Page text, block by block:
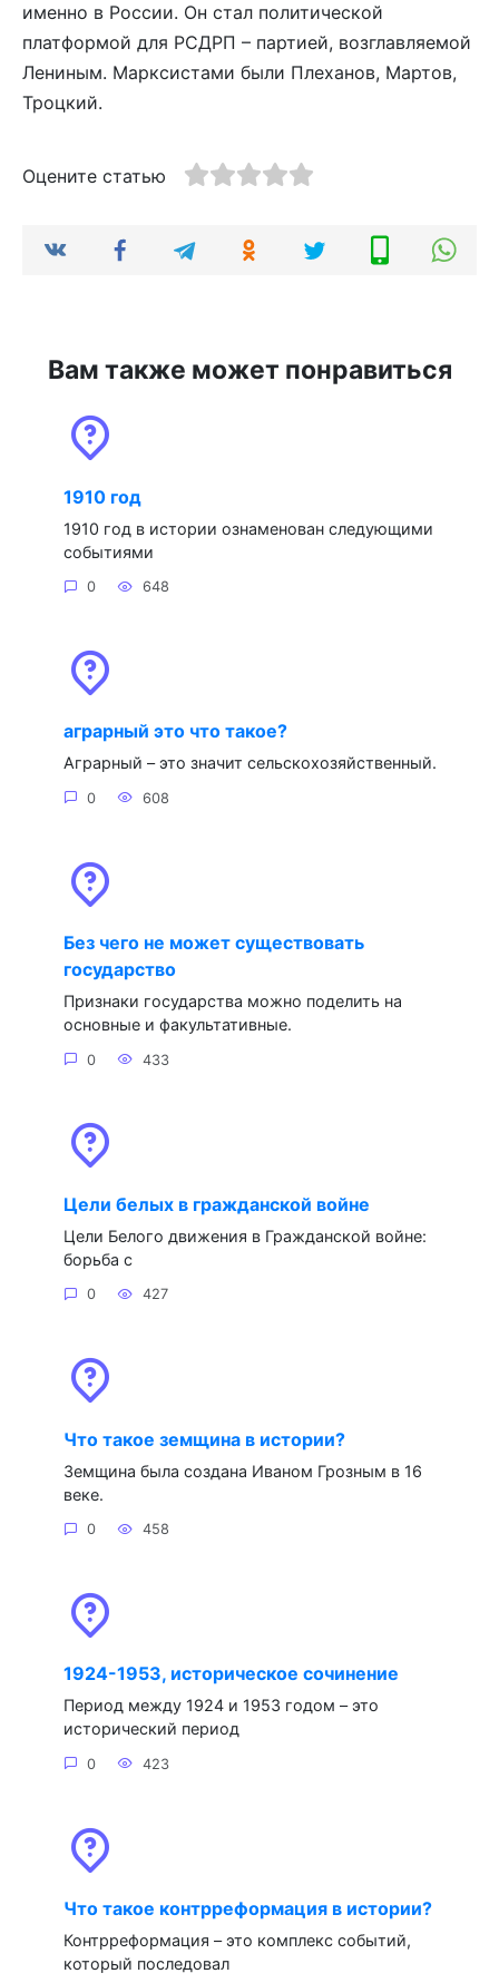
именно в России. Он стал политической
платформой для РСДРП – партией, возглавляемой
Лениным. Марксистами были Плеханов, Мартов,
Троцкий.
Оцените статью
Вам также может понравиться
1910 год
1910 год в истории ознаменован следующими
событиями
0 648
аграрный это что такое?
Аграрный – это значит сельскохозяйственный.
0 608
Без чего не может существовать
государство
Признаки государства можно поделить на
основные и факультативные.
0 433
Цели белых в гражданской войне
Цели Белого движения в Гражданской войне:
борьба с
0 427
Что такое земщина в истории?
Земщина была создана Иваном Грозным в 16
веке.
0 458
1924-1953, историческое сочинение
Период между 1924 и 1953 годом – это
исторический период
0 423
Что такое контрреформация в истории?
Контрреформация – это комплекс событий,
который последовал